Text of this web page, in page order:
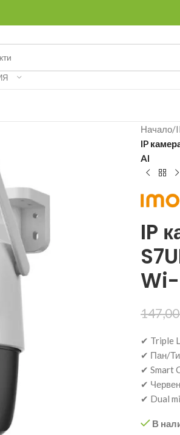
Начало/
IP
AI
IP
Wi-
✔ Triple
✔ Пан/
✔ Smart
✔
✔ Dual
В